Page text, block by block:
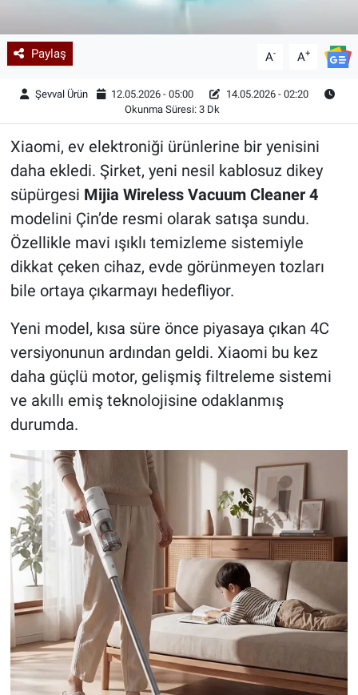
Paylaş A- A+
Şevval Ürün 12.05.2026 - 05:00
14.05.2026 - 02:20
Okunma Süresi: 3 Dk
Xiaomi, ev elektroniği ürünlerine bir yenisini
daha ekledi. Şirket, yeni nesil kablosuz dikey
süpürgesi Mijia Wireless Vacuum Cleaner 4
modelini Çin’de resmi olarak satışa sundu.
Özellikle mavi ışıklı temizleme sistemiyle
dikkat çeken cihaz, evde görünmeyen tozları
bile ortaya çıkarmayı hedefliyor.
Yeni model, kısa süre önce piyasaya çıkan 4C
versiyonunun ardından geldi. Xiaomi bu kez
daha güçlü motor, gelişmiş filtreleme sistemi
ve akıllı emiş teknolojisine odaklanmış
durumda.
Astroloji-Rüya